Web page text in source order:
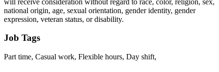
national origin, age, sexual orientation, gender identity, gender
expression, veteran status, or disability.
Job Tags
Part time, Casual work, Flexible hours, Day shift,